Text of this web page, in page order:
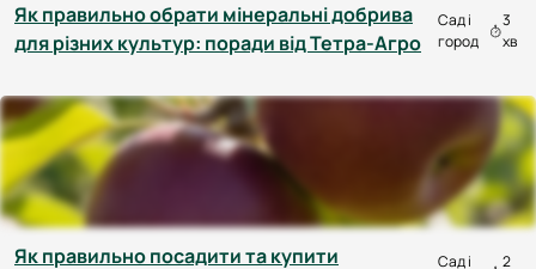
Як правильно обрати мінеральні добрива
для різних культур: поради від Тетра-Агро
Сад і
город
3
хв
Як правильно посадити та купити
Сад і
2